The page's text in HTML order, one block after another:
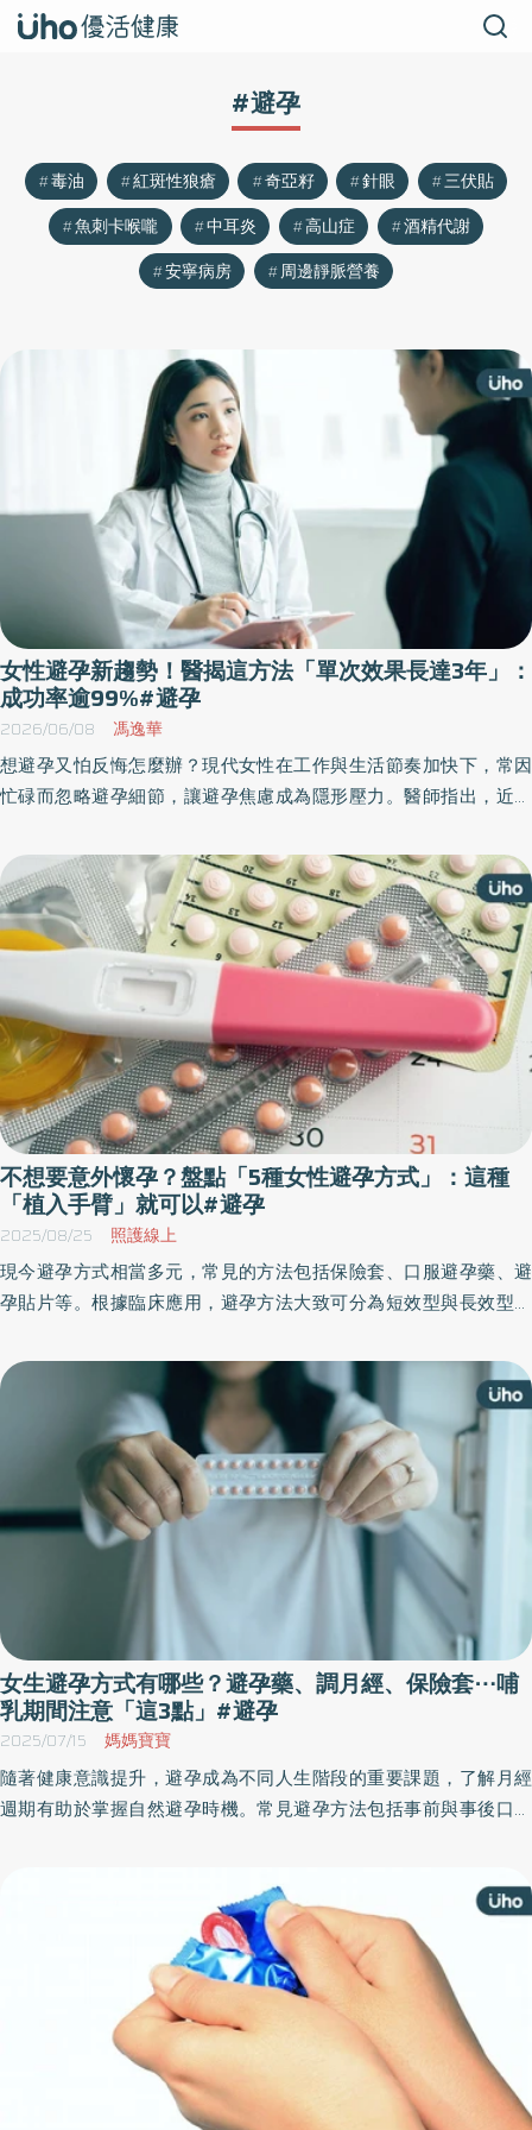
#避孕
毒油 紅斑性狼瘡 奇亞籽 針眼
三伏貼
魚刺卡喉嚨
中耳炎 高山症
酒精代謝
安寧病房
周邊靜脈營養
女性避孕新趨勢！醫揭這方法「單次效果長達3年」：
成功率逾99%#避孕
2026/06/08 馮逸華
想避孕又怕反悔怎麼辦？現代女性在工作與生活節奏加快下，常因
忙碌而忽略避孕細節，讓避孕焦慮成為隱形壓力。醫師指出，近年
成功率、長達3年效果，並具可逆特性，成為兼顧便利與生育規劃新
選擇的重要趨勢。
不想要意外懷孕？盤點「5種女性避孕方式」：這種
「植入手臂」就可以#避孕
2025/08/25 照護線上
現今避孕方式相當多元，常見的方法包括保險套、口服避孕藥、避
孕貼片等。根據臨床應用，避孕方法大致可分為短效型與長效型兩
的避孕方式，其中也包含目前較受關注的「手臂避孕植入劑」，建
議想避孕的女性朋友可依照身體狀況、避孕目標和需求，與婦產科
醫師討論最適合自己的避孕方案。
女生避孕方式有哪些？避孕藥、調月經、保險套⋯哺
乳期間注意「這3點」#避孕
2025/07/15 媽媽寶寶
隨著健康意識提升，避孕成為不同人生階段的重要課題，了解月經
週期有助於掌握自然避孕時機。常見避孕方法包括事前與事後口服
來路不明產品，正確避孕是自我保護與負責任生活的展現。